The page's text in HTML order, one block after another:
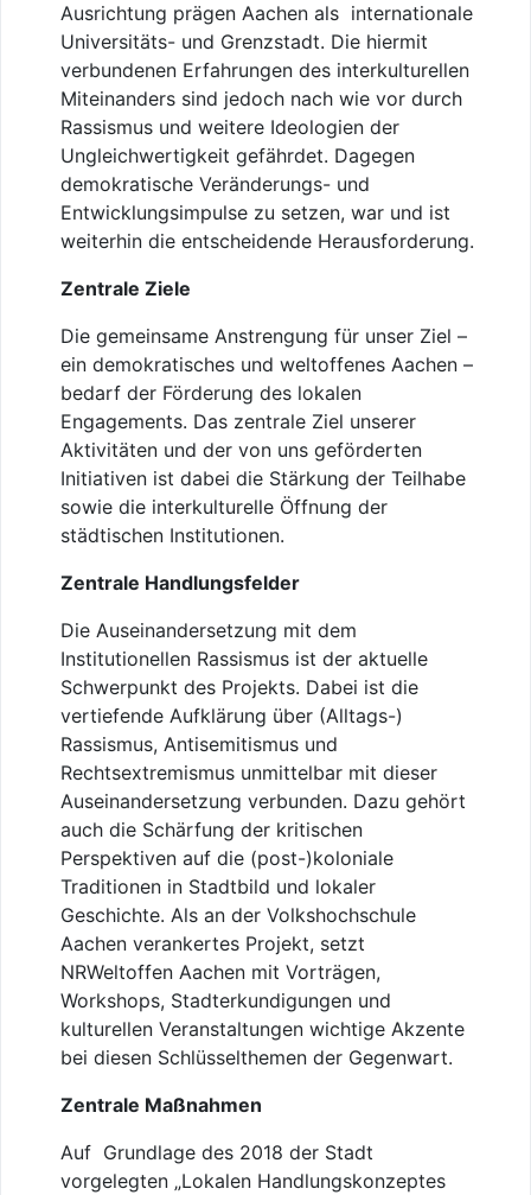
Ausrichtung prägen Aachen als internationale
Universitäts- und Grenzstadt. Die hiermit
verbundenen Erfahrungen des interkulturellen
Miteinanders sind jedoch nach wie vor durch
Rassismus und weitere Ideologien der
Ungleichwertigkeit gefährdet. Dagegen
demokratische Veränderungs- und
Entwicklungsimpulse zu setzen, war und ist
weiterhin die entscheidende Herausforderung.
Zentrale Ziele
Die gemeinsame Anstrengung für unser Ziel –
ein demokratisches und weltoffenes Aachen –
bedarf der Förderung des lokalen
Engagements. Das zentrale Ziel unserer
Aktivitäten und der von uns geförderten
Initiativen ist dabei die Stärkung der Teilhabe
sowie die interkulturelle Öffnung der
städtischen Institutionen.
Zentrale Handlungsfelder
Die Auseinandersetzung mit dem
Institutionellen Rassismus ist der aktuelle
Schwerpunkt des Projekts. Dabei ist die
vertiefende Aufklärung über (Alltags-)
Rassismus, Antisemitismus und
Rechtsextremismus unmittelbar mit dieser
Auseinandersetzung verbunden. Dazu gehört
auch die Schärfung der kritischen
Perspektiven auf die (post-)koloniale
Traditionen in Stadtbild und lokaler
Geschichte. Als an der Volkshochschule
Aachen verankertes Projekt, setzt
NRWeltoffen Aachen mit Vorträgen,
Workshops, Stadterkundigungen und
kulturellen Veranstaltungen wichtige Akzente
bei diesen Schlüsselthemen der Gegenwart.
Zentrale Maßnahmen
Auf Grundlage des 2018 der Stadt
vorgelegten „Lokalen Handlungskonzeptes